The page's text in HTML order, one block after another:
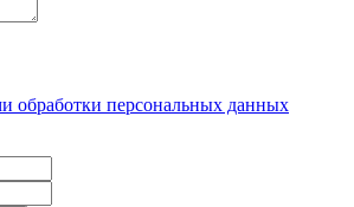
обработки персональных данных